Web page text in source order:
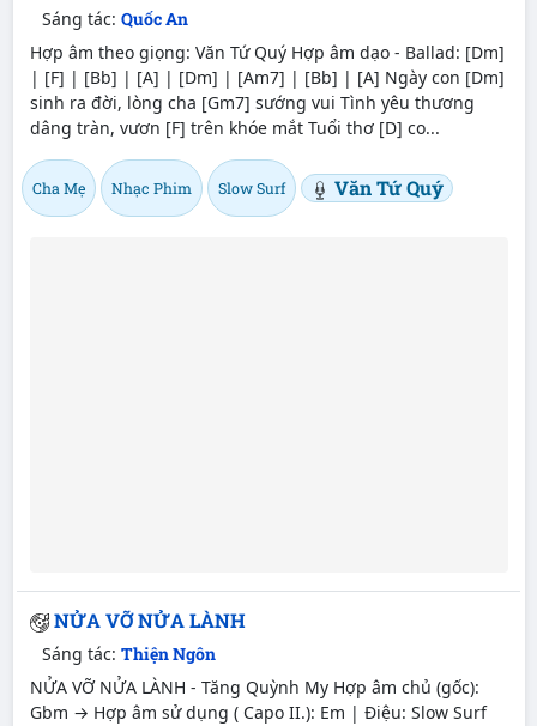
Sáng tác: Quốc An
Hợp âm theo giọng: Văn Tứ Quý Hợp âm dạo - Ballad: [Dm]
| [F] | [Bb] | [A] | [Dm] | [Am7] | [Bb] | [A] Ngày con [Dm]
sinh ra đời, lòng cha [Gm7] sướng vui Tình yêu thương
dâng tràn, vươn [F] trên khóe mắt Tuổi thơ [D] co...
Cha Mẹ Nhạc Phim Slow Surf Văn Tứ Quý
NỬA VỠ NỬA LÀNH
Sáng tác: Thiện Ngôn
NỬA VỠ NỬA LÀNH - Tăng Quỳnh My Hợp âm chủ (gốc):
Gbm → Hợp âm sử dụng ( Capo II.): Em | Điệu: Slow Surf